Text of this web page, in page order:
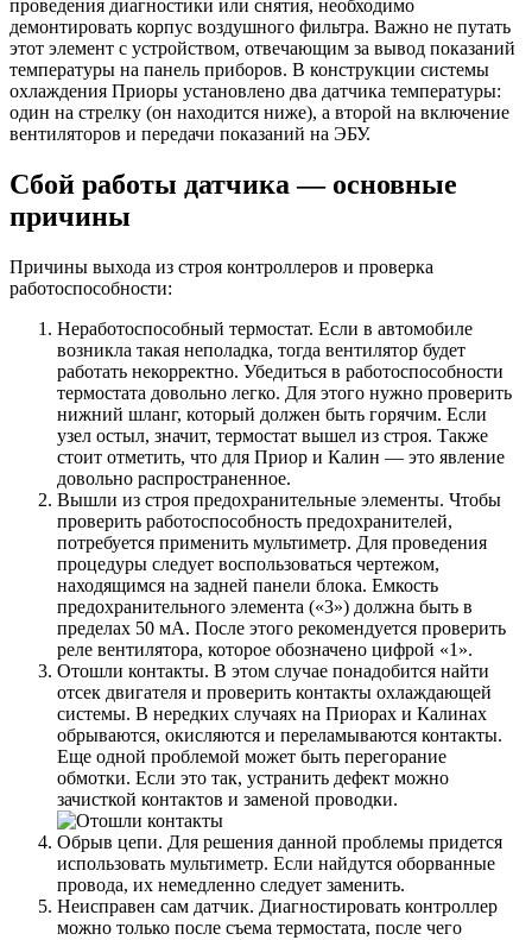
проведения диагностики или снятия, необходимо
демонтировать корпус воздушного фильтра. Важно не путать
этот элемент с устройством, отвечающим за вывод показаний
температуры на панель приборов. В конструкции системы
охлаждения Приоры установлено два датчика температуры:
один на стрелку (он находится ниже), а второй на включение
вентиляторов и передачи показаний на ЭБУ.
Сбой работы датчика — основные
причины
Причины выхода из строя контроллеров и проверка
работоспособности:
Неработоспособный термостат. Если в автомобиле
возникла такая неполадка, тогда вентилятор будет
работать некорректно. Убедиться в работоспособности
термостата довольно легко. Для этого нужно проверить
нижний шланг, который должен быть горячим. Если
узел остыл, значит, термостат вышел из строя. Также
стоит отметить, что для Приор и Калин — это явление
довольно распространенное.
Вышли из строя предохранительные элементы. Чтобы
проверить работоспособность предохранителей,
потребуется применить мультиметр. Для проведения
процедуры следует воспользоваться чертежом,
находящимся на задней панели блока. Емкость
предохранительного элемента («3») должна быть в
пределах 50 мА. После этого рекомендуется проверить
реле вентилятора, которое обозначено цифрой «1».
Отошли контакты. В этом случае понадобится найти
отсек двигателя и проверить контакты охлаждающей
системы. В нередких случаях на Приорах и Калинах
обрываются, окисляются и переламываются контакты.
Еще одной проблемой может быть перегорание
обмотки. Если это так, устранить дефект можно
зачисткой контактов и заменой проводки.
Обрыв цепи. Для решения данной проблемы придется
использовать мультиметр. Если найдутся оборванные
провода, их немедленно следует заменить.
Неисправен сам датчик. Диагностировать контроллер
можно только после съема термостата, после чего